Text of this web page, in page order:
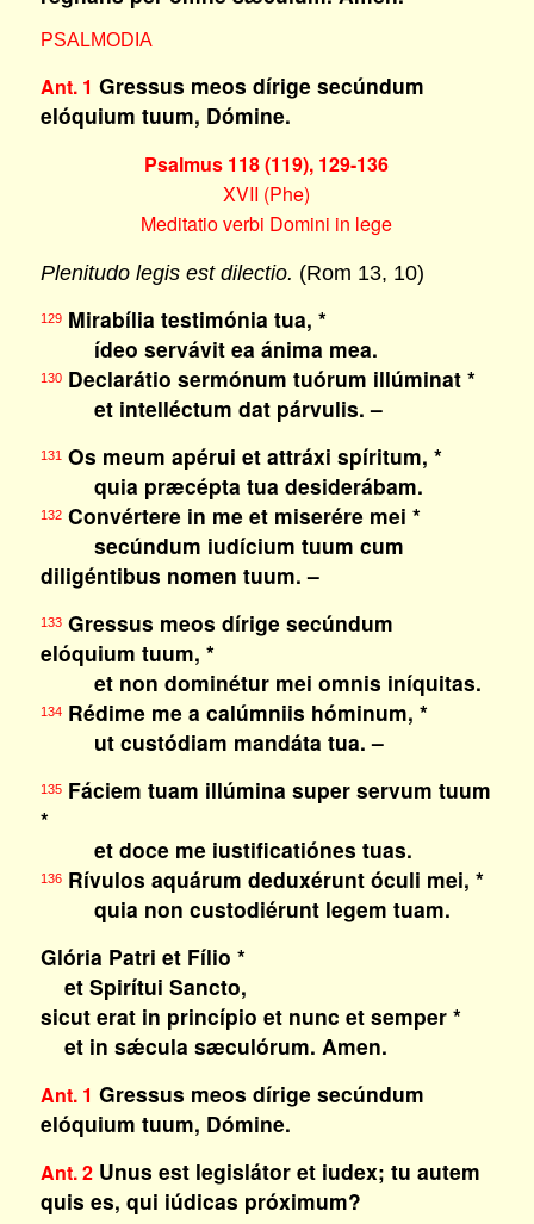
PSALMODIA
Ant. 1 Gressus meos dírige secúndum
elóquium tuum, Dómine.
Psalmus 118 (119), 129-136
XVII (Phe)
Meditatio verbi Domini in lege
Plenitudo legis est dilectio. (Rom 13, 10)
129Mirabília testimónia tua, *
ídeo servávit ea ánima mea.
130Declarátio sermónum tuórum illúminat *
et intelléctum dat párvulis. –
131Os meum apérui et attráxi spíritum, *
quia præcépta tua desiderábam.
132Convértere in me et miserére mei *
secúndum iudícium tuum cum
diligéntibus nomen tuum. –
133Gressus meos dírige secúndum
elóquium tuum, *
et non dominétur mei omnis iníquitas.
134Rédime me a calúmniis hóminum, *
ut custódiam mandáta tua. –
135Fáciem tuam illúmina super servum tuum
*
et doce me iustificatiónes tuas.
136Rívulos aquárum deduxérunt óculi mei, *
quia non custodiérunt legem tuam.
Glória Patri et Fílio *
et Spirítui Sancto,
sicut erat in princípio et nunc et semper *
et in sǽcula sæculórum. Amen.
Ant. 1 Gressus meos dírige secúndum
elóquium tuum, Dómine.
Ant. 2Unus est legislátor et iudex; tu autem
quis es, qui iúdicas próximum?